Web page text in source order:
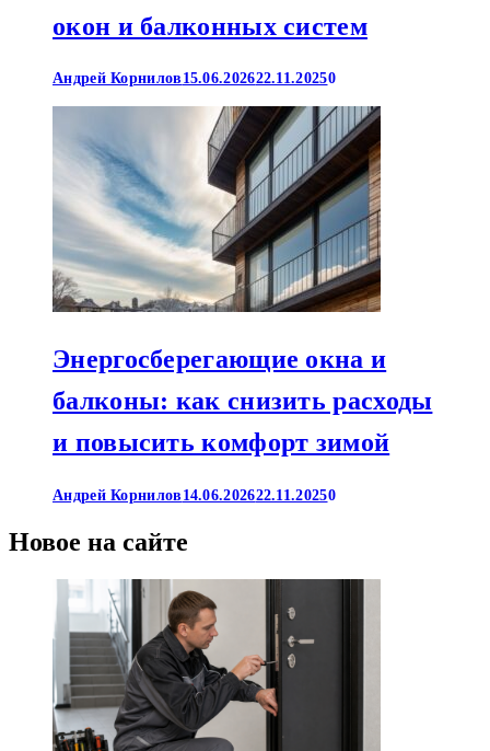
окон и балконных систем
Андрей Корнилов 15.06.202622.11.20250
Энергосберегающие окна и
балконы: как снизить расходы
и повысить комфорт зимой
Андрей Корнилов 14.06.202622.11.20250
Новое на сайте